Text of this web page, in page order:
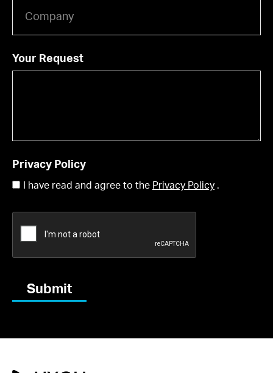
Your Request
Privacy Policy
I have read and agree to the Privacy Policy .
Submit